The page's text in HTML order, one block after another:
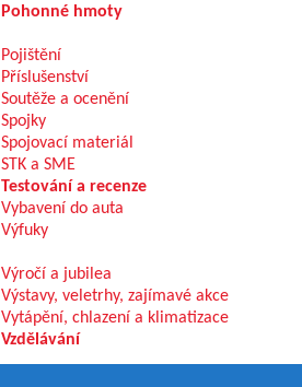
Pohonné hmoty
Pojištění
Příslušenství
Soutěže a ocenění
Spojky
Spojovací materiál
STK a SME
Testování a recenze
Vybavení do auta
Výfuky
Výročí a jubilea
Výstavy, veletrhy, zajímavé akce
Vytápění, chlazení a klimatizace
Vzdělávání